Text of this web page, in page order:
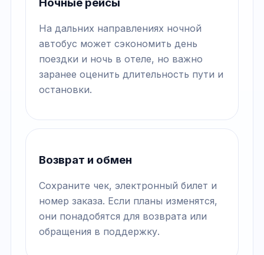
Ночные рейсы
На дальних направлениях ночной
автобус может сэкономить день
поездки и ночь в отеле, но важно
заранее оценить длительность пути и
остановки.
Возврат и обмен
Сохраните чек, электронный билет и
номер заказа. Если планы изменятся,
они понадобятся для возврата или
обращения в поддержку.